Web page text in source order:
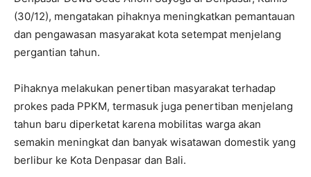
(30/12), mengatakan pihaknya meningkatkan pemantauan
dan pengawasan masyarakat kota setempat menjelang
pergantian tahun.
Pihaknya melakukan penertiban masyarakat terhadap
prokes pada PPKM, termasuk juga penertiban menjelang
tahun baru diperketat karena mobilitas warga akan
semakin meningkat dan banyak wisatawan domestik yang
berlibur ke Kota Denpasar dan Bali.